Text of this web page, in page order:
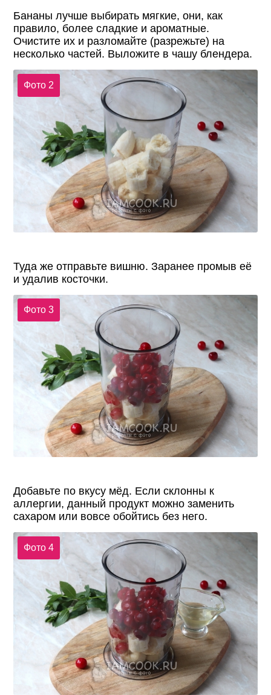
Бананы лучше выбирать мягкие, они, как
правило, более сладкие и ароматные.
Очистите их и разломайте (разрежьте) на
несколько частей. Выложите в чашу блендера.
Фото 2
Туда же отправьте вишню. Заранее промыв её
и удалив косточки.
Фото 3
Добавьте по вкусу мёд. Если склонны к
аллергии, данный продукт можно заменить
сахаром или вовсе обойтись без него.
Фото 4